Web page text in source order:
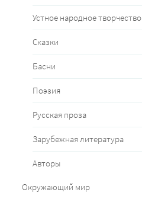
Устное народное творчество
Сказки
Басни
Поэзия
Русская проза
Зарубежная литература
Авторы
Окружающий мир